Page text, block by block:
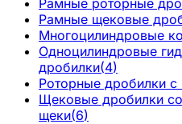
Рамные роторные
Рамные щековые
Многоцилиндровые
Одноцилиндровые
дробилки(4)
Роторные дробилки
Щековые дробилки
щеки(6)